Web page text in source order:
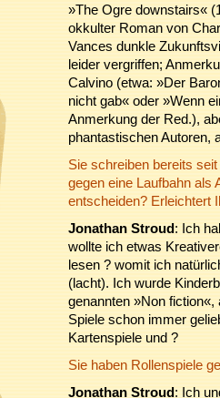
»The Ogre downstairs«
okkulter Roman von
Vances dunkle
leider vergriffen;
Calvino (etwa: »Der
nicht gab« oder »Wenn
Anmerkung der Red.),
phantastischen Autoren,
Sie schreiben bereits
gegen eine Laufbahn als
entscheiden? Erleichtert
Jonathan Stroud: Ich
wollte ich etwas
lesen ? womit ich
(lacht). Ich wurde
genannten »Non
Spiele schon immer
Kartenspiele und ?
Sie haben Rollenspiele
Jonathan Stroud: Ich